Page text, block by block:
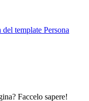
template Persona
Faccelo sapere!